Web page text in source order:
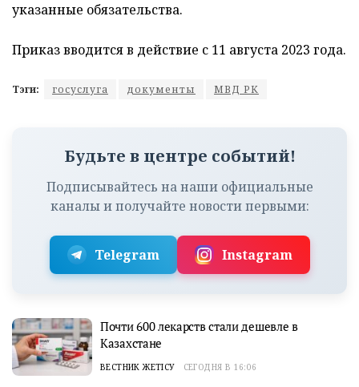
указанные обязательства.
Приказ вводится в действие с 11 августа 2023 года.
Тэги: госуслуга документы МВД РК
Будьте в центре событий!
Подписывайтесь на наши официальные
каналы и получайте новости первыми:
Telegram Instagram
Почти 600 лекарств стали дешевле в
Казахстане
ВЕСТНИК ЖЕТІСУ СЕГОДНЯ В 16:06